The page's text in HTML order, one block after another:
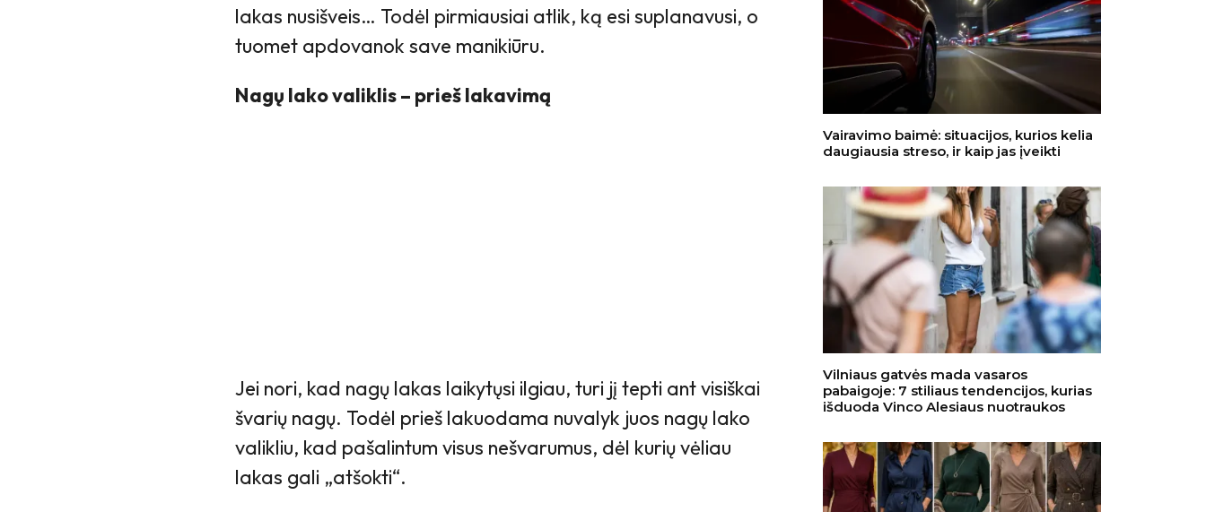
lakas nusišveis… Todėl pirmiausiai atlik, ką esi suplanavusi, o
tuomet apdovanok save manikiūru.
Nagų lako valiklis – prieš lakavimą
Jei nori, kad nagų lakas laikytųsi ilgiau, turi jį tepti ant visiškai
švarių nagų. Todėl prieš lakuodama nuvalyk juos nagų lako
valikliu, kad pašalintum visus nešvarumus, dėl kurių vėliau
lakas gali „atšokti“.
Vairavimo baimė: situacijos, kurios kelia
daugiausia streso, ir kaip jas įveikti
Vilniaus gatvės mada vasaros
pabaigoje: 7 stiliaus tendencijos, kurias
išduoda Vinco Alesiaus nuotraukos